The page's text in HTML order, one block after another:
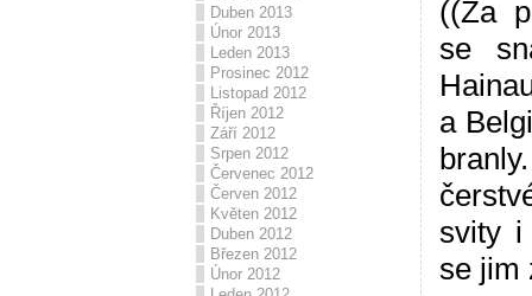
Duben 2013
Únor 2013
Leden 2013
Prosinec 2012
Listopad 2012
Říjen 2012
Září 2012
Srpen 2012
Červenec 2012
Červen 2012
Květen 2012
Duben 2012
Březen 2012
Únor 2012
((Za
se
a
svity
se jim